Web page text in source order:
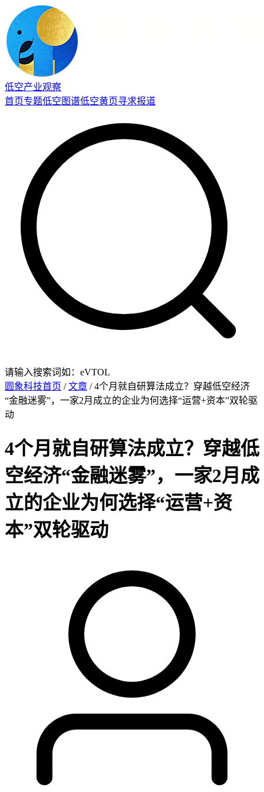
低空产业观察
首页专题低空图谱低空黄页寻求报道
请输入搜索词如：eVTOL
圆象科技首页 /文章 / 4个月就自研算法成立？穿越低空经济
“金融迷雾”，一家2月成立的企业为何选择“运营+资本”双轮驱
动
4个月就自研算法成立？穿越低
空经济“金融迷雾”，一家2月成
立的企业为何选择“运营+资
本”双轮驱动